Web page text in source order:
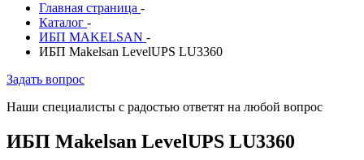
Главная страница -
Каталог -
ИБП MAKELSAN -
ИБП Makelsan LevelUPS LU3360
Задать вопрос
Наши специалисты с радостью ответят на любой вопрос
ИБП Makelsan LevelUPS LU3360